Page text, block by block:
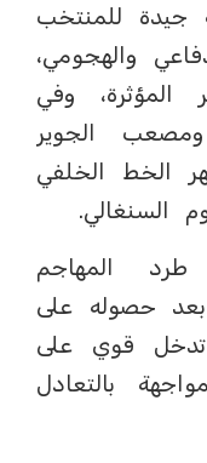
جيدة للمنتخب
والهجومي،
وفي
الجوير
الخط الخلفي
السنغالي.
طرد المهاجم
حصوله على
تدخل قوي على
بالتعادل